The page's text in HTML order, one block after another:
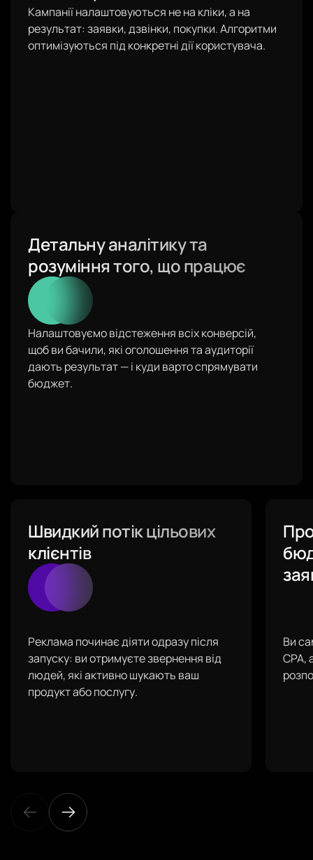
Кампанії налаштовуються не на кліки, а на
результат: заявки, дзвінки, покупки. Алгоритми
оптимізуються під конкретні дії користувача.
Детальну аналітику та
розуміння того, що працює
Налаштовуємо відстеження всіх конверсій,
щоб ви бачили, які оголошення та аудиторії
дають результат — і куди варто спрямувати
бюджет.
Швидкий потік цільових
клієнтів
Реклама починає діяти одразу після
запуску: ви отримуєте звернення від
людей, які активно шукають ваш
продукт або послугу.
Ви
CPA,